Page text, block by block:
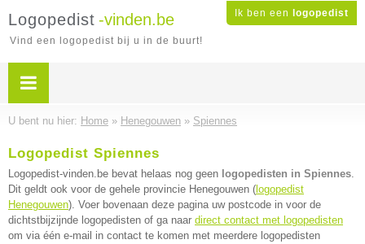
Ik ben een logopedist
Logopedist -vinden.be
Vind een logopedist bij u in de buurt!
U bent nu hier: Home » Henegouwen » Spiennes
Logopedist Spiennes
Logopedist-vinden.be bevat helaas nog geen logopedisten in Spiennes.
Dit geldt ook voor de gehele provincie Henegouwen ( logopedist
Henegouwen). Voer bovenaan deze pagina uw postcode in voor de
dichtstbijzijnde logopedisten of ga naar direct contact met logopedisten
om via één e-mail in contact te komen met meerdere logopedisten